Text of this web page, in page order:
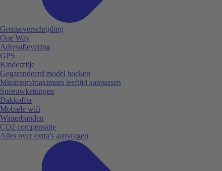
Grensoverschrijding
One Way
Adresaflevering
GPS
Kinderzitje
Gegarandeerd model boeken
Minimum/maximum leeftijd aanpassen
Sneeuwkettingen
Dakkoffer
Mobiele wifi
Winterbanden
CO2 compensatie
Alles over extra's aanvragen